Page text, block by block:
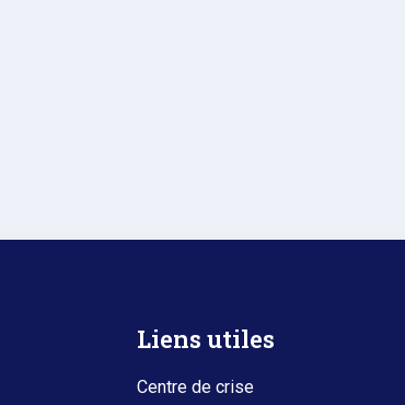
Liens utiles
Centre de crise